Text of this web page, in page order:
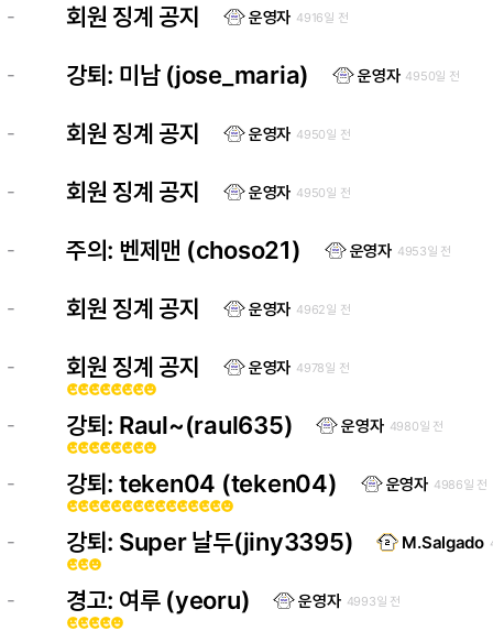
- 회원 징계 공지 운영자 4916일 전
- 강퇴: 미남 (jose_maria) 운영자 4950일 전
- 회원 징계 공지 운영자 4950일 전
- 회원 징계 공지 운영자 4950일 전
- 주의: 벤제맨 (choso21) 운영자 4953일 전
- 회원 징계 공지 운영자 4962일 전
-
emoji_emotionsemoji_emotionsemoji_emotionsemoji_emotionsemoji_emotionsemoji_emotionsemoji_emotionsemoji_emotions
회원 징계 공지 운영자 4978일 전
-
emoji_emotionsemoji_emotionsemoji_emotionsemoji_emotionsemoji_emotionsemoji_emotionsemoji_emotionsemoji_emotions
강퇴: Raul~(raul635) 운영자 4980일 전
-
emoji_emotionsemoji_emotionsemoji_emotionsemoji_emotionsemoji_emotionsemoji_emotionsemoji_emotionsemoji_emotionsemoji_emotionsemoji_emotionsemoji_emotionsemoji_emotionsemoji_emotionsemoji_emotionsemoji_emotions
강퇴: teken04 (teken04) 운영자 4986일 전
-
emoji_emotionsemoji_emotionsemoji_emotions
강퇴: Super 날두(jiny3395) M.Salgado
-
emoji_emotionsemoji_emotionsemoji_emotionsemoji_emotionsemoji_emotions
경고: 여루 (yeoru) 운영자 4993일 전